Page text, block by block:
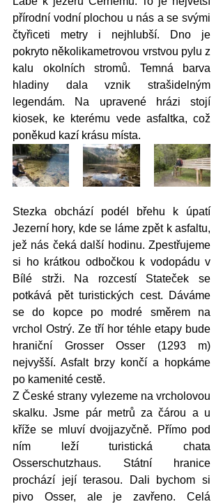
přírodní vodní plochou u nás a se svými
čtyřiceti metry i nejhlubší. Dno je
pokryto několikametrovou vrstvou pylu z
kalu okolních stromů. Temná barva
hladiny dala vznik strašidelným
legendám. Na upravené hrázi stojí
kiosek, ke kterému vede asfaltka, což
poněkud kazí krásu místa.
Stezka obchází podél břehu k úpatí
Jezerní hory, kde se láme zpět k asfaltu,
jež nás čeká další hodinu. Zpestřujeme
si ho krátkou odbočkou k vodopádu v
Bílé strži. Na rozcestí Stateček se
potkává pět turistických cest. Dáváme
se do kopce po modré směrem na
vrchol Ostrý. Ze tří hor téhle etapy bude
hraniční Grosser Osser (1293 m)
nejvyšší. Asfalt brzy končí a hopkáme
po kamenité cestě.
Z České strany vylezeme na vrcholovou
skalku. Jsme pár metrů za čárou a u
kříže se mluví dvojjazyčně. Přímo pod
ním leží turistická chata
Osserschutzhaus. Státní hranice
prochází její terasou. Dali bychom si
pivo Osser, ale je zavřeno. Celá